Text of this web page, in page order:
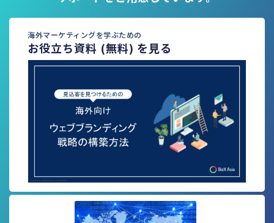
海外マーケティングを学ぶための
お役立ち資料 (無料) を見る